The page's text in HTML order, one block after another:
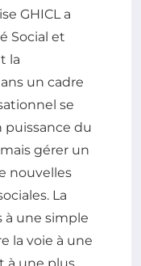
GHICL a
Social et
la
un cadre
se
puissance du
gérer un
nouvelles
La
à une simple
la voie à une